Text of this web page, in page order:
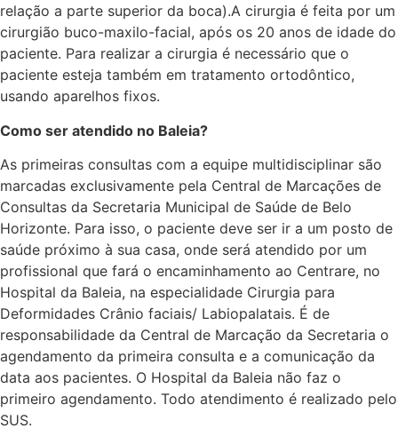
relação a parte superior da boca).A cirurgia é feita por um
cirurgião buco-maxilo-facial, após os 20 anos de idade do
paciente. Para realizar a cirurgia é necessário que o
paciente esteja também em tratamento ortodôntico,
usando aparelhos fixos.
Como ser atendido no Baleia?
As primeiras consultas com a equipe multidisciplinar são
marcadas exclusivamente pela Central de Marcações de
Consultas da Secretaria Municipal de Saúde de Belo
Horizonte. Para isso, o paciente deve ser ir a um posto de
saúde próximo à sua casa, onde será atendido por um
profissional que fará o encaminhamento ao Centrare, no
Hospital da Baleia, na especialidade Cirurgia para
Deformidades Crânio faciais/ Labiopalatais. É de
responsabilidade da Central de Marcação da Secretaria o
agendamento da primeira consulta e a comunicação da
data aos pacientes. O Hospital da Baleia não faz o
primeiro agendamento. Todo atendimento é realizado pelo
SUS.